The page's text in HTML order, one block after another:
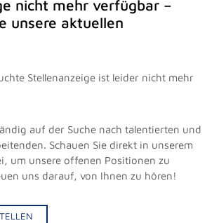
nicht mehr verfügbar –
unsere aktuellen
Stellenanzeige ist leider nicht mehr
auf der Suche nach talentierten und
Schauen Sie direkt in unserem
um unsere offenen Positionen zu
uns darauf, von Ihnen zu hören!